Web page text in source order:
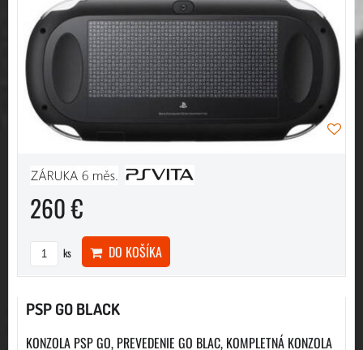
260 €
ks DO KOŠÍKA
PSP GO BLACK
KONZOLA PSP GO, PREVEDENIE GO BLAC, KOMPLETNÁ KONZOLA